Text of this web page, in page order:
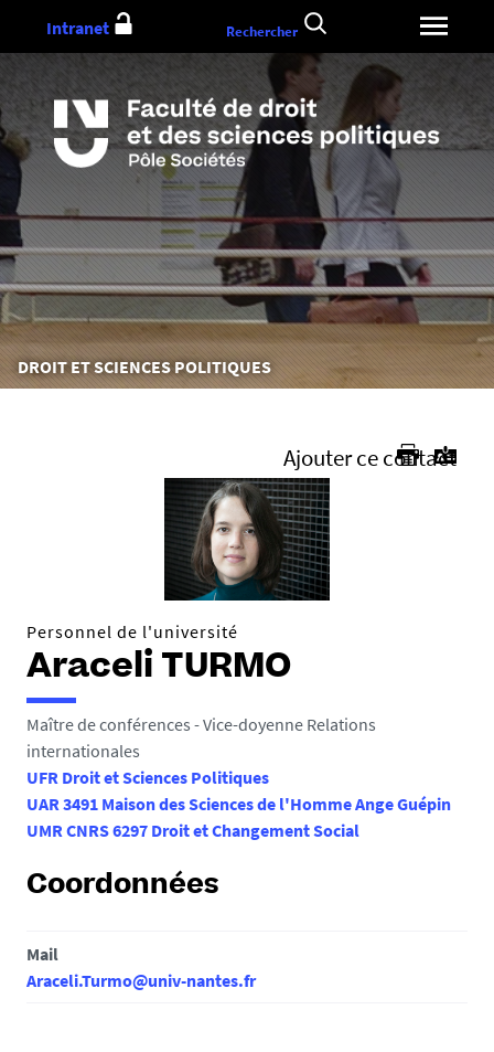
au
contenu
Vous
êtes
DROIT ET SCIENCES POLITIQUES
Intranet Rechercher
Ajouter ce contact
Personnel de l'université
Araceli TURMO
Maître de conférences - Vice-doyenne Relations
internationales
UFR Droit et Sciences Politiques
UAR 3491 Maison des Sciences de l'Homme Ange Guépin
UMR CNRS 6297 Droit et Changement Social
Coordonnées
Mail
Araceli.Turmo@univ-nantes.fr